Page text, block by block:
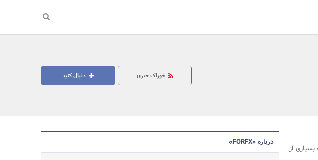
جستجو
دنبال کنید خوراک خبری
بسیاری از
درباره «FORFX»